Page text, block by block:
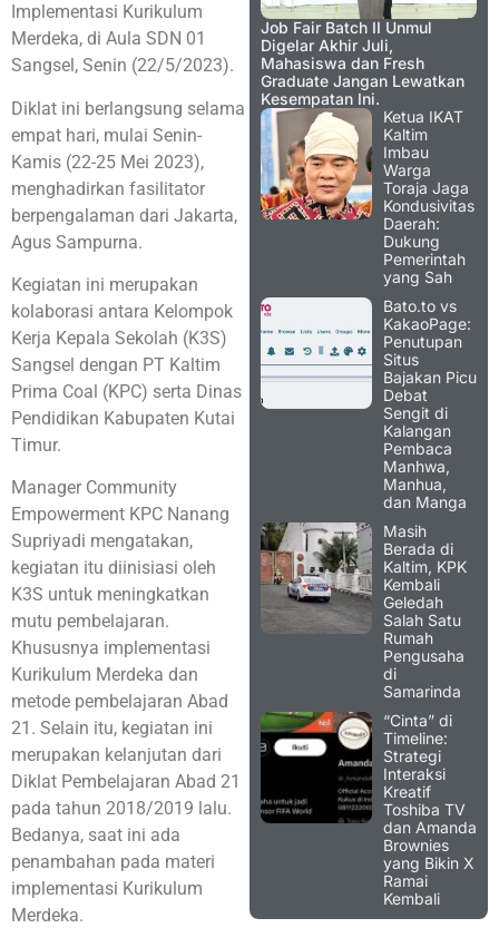
Implementasi Kurikulum
Merdeka, di Aula SDN 01
Sangsel, Senin (22/5/2023).
Diklat ini berlangsung selama
empat hari, mulai Senin-
Kamis (22-25 Mei 2023),
menghadirkan fasilitator
berpengalaman dari Jakarta,
Agus Sampurna.
Kegiatan ini merupakan
kolaborasi antara Kelompok
Kerja Kepala Sekolah (K3S)
Sangsel dengan PT Kaltim
Prima Coal (KPC) serta Dinas
Pendidikan Kabupaten Kutai
Timur.
Manager Community
Empowerment KPC Nanang
Supriyadi mengatakan,
kegiatan itu diinisiasi oleh
K3S untuk meningkatkan
mutu pembelajaran.
Khususnya implementasi
Kurikulum Merdeka dan
metode pembelajaran Abad
21. Selain itu, kegiatan ini
merupakan kelanjutan dari
Diklat Pembelajaran Abad 21
pada tahun 2018/2019 lalu.
Bedanya, saat ini ada
penambahan pada materi
implementasi Kurikulum
Merdeka.
Job Fair Batch II Unmul
Digelar Akhir Juli,
Mahasiswa dan Fresh
Graduate Jangan Lewatkan
Kesempatan Ini.
Ketua IKAT
Kaltim
Imbau
Warga
Toraja Jaga
Kondusivitas
Daerah:
Dukung
Pemerintah
yang Sah
Bato.to vs
KakaoPage:
Penutupan
Situs
Bajakan Picu
Debat
Sengit di
Kalangan
Pembaca
Manhwa,
Manhua,
dan Manga
Masih
Berada di
Kaltim, KPK
Kembali
Geledah
Salah Satu
Rumah
Pengusaha
di
Samarinda
“Cinta” di
Timeline:
Strategi
Interaksi
Kreatif
Toshiba TV
dan Amanda
Brownies
yang Bikin X
Ramai
Kembali